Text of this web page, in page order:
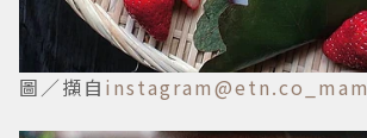
圖／擷自 instagram@etn.co_mam